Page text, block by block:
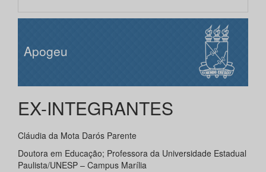
Apogeu
EX-INTEGRANTES
Cláudia da Mota Darós Parente
Doutora em Educação; Professora da Universidade Estadual
Paulista/UNESP – Campus Marília